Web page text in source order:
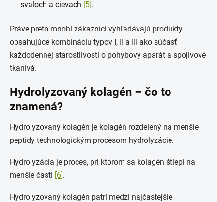
svaloch a cievach [5].
Práve preto mnohí zákazníci vyhľadávajú produkty
obsahujúce kombináciu typov I, II a III ako súčasť
každodennej starostlivosti o pohybový aparát a spojivové
tkanivá.
Hydrolyzovaný kolagén – čo to
znamená?
Hydrolyzovaný kolagén je kolagén rozdelený na menšie
peptidy technologickým procesom hydrolyzácie.
Hydrolyzácia je proces, pri ktorom sa kolagén štiepi na
menšie časti [6].
Hydrolyzovaný kolagén patrí medzi najčastejšie